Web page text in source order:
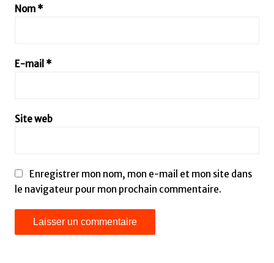
Nom *
E-mail *
Site web
Enregistrer mon nom, mon e-mail et mon site dans
le navigateur pour mon prochain commentaire.